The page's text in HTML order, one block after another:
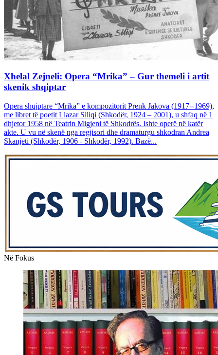
Xhelal Zejneli: Opera “Mrika” – Gur themeli i artit
skenik shqiptar
Opera shqiptare “Mrika” e kompozitorit Prenk Jakova (1917--1969),
me libret të poetit Llazar Siliqi (Shkodër, 1924 – 2001), u shfaq në 1
dhjetor 1958 në Teatrin Migjeni të Shkodrës. Ishte operë në katër
akte. U vu në skenë nga regjisori dhe dramaturgu shkodran Andrea
Skanjeti (Shkodër, 1906 - Shkodër, 1992). Bazë...
Në Fokus